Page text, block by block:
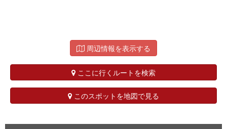
周辺情報を表示する
ここに行くルートを検索
このスポットを地図で見る